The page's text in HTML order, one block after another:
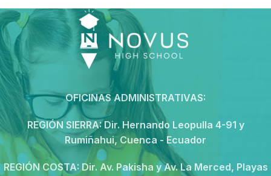
OFICINAS ADMINISTRATIVAS:
REGIÓN SIERRA:Dir. Hernando Leopulla 4-91 y
Rumiñahui, Cuenca - Ecuador
REGIÓN COSTA: Dir. Av. Pakisha y Av. La Merced, Playas